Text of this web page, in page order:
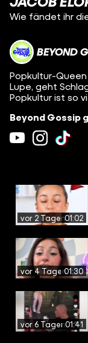
Wie fändet ihr
BEYOND
Popkultur-
Lupe, geht
Popkultur ist so
Beyond Gossip
vor 2 Tagen01:02
vor 4 Tagen01:30
vor 6 Tagen01:41